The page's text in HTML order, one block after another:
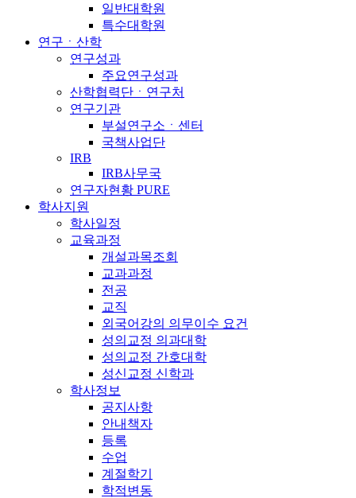
일반대학원
특수대학원
연구ㆍ산학
연구성과
주요연구성과
산학협력단ㆍ연구처
연구기관
부설연구소ㆍ센터
국책사업단
IRB
IRB사무국
연구자현황 PURE
학사지원
학사일정
교육과정
개설과목조회
교과과정
전공
교직
외국어강의 의무이수 요건
성의교정 의과대학
성의교정 간호대학
성신교정 신학과
학사정보
공지사항
안내책자
등록
수업
계절학기
학적변동